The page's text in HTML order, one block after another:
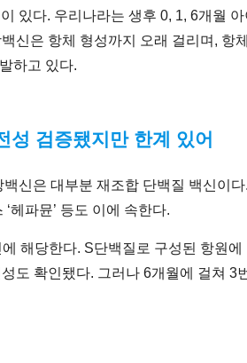
있다. 우리나라는 생후 0, 1, 6개월
신은 항체 형성까지 오래 걸리며,
하고 있다.
성 검증됐지만 한계 있어
신은 대부분 재조합 단백질 백신이
헤파뮨’ 등도 이에 속한다.
해당한다. S단백질로 구성된 항원
도 확인됐다. 그러나 6개월에 걸쳐